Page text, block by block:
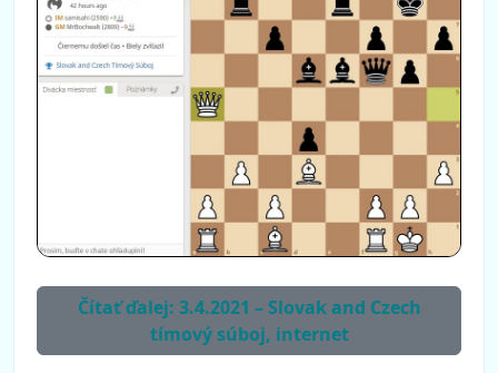
Čítať ďalej: 3.4.2021 – Slovak and Czech
tímový súboj, internet